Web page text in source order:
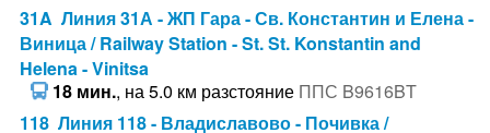
31A Линия 31А - ЖП Гара - Св. Константин и Елена -
Виница / Railway Station - St. St. Konstantin and
Helena - Vinitsa
18 мин., на 5.0 км разстояние ППС B9616BT
118 Линия 118 - Владиславово - Почивка /